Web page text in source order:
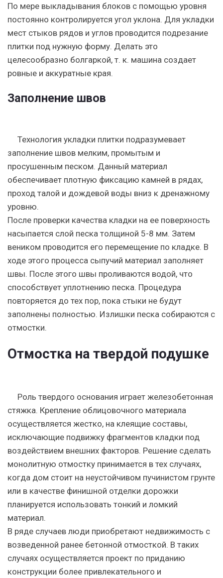
По мере выкладывания блоков с помощью уровня
постоянно контролируется угол уклона. Для укладки
мест стыков рядов и углов проводится подрезание
плитки под нужную форму. Делать это
целесообразно болгаркой, т. к. машина создает
ровные и аккуратные края.
Заполнение швов
Технология укладки плитки подразумевает
заполнение швов мелким, промытым и
просушенным песком. Данный материал
обеспечивает плотную фиксацию камней в рядах,
проход талой и дождевой воды вниз к дренажному
уровню.
После проверки качества кладки на ее поверхность
насыпается слой песка толщиной 5-8 мм. Затем
веником проводится его перемещение по кладке. В
ходе этого процесса сыпучий материал заполняет
швы. После этого швы проливаются водой, что
способствует уплотнению песка. Процедура
повторяется до тех пор, пока стыки не будут
заполнены полностью. Излишки песка собираются с
отмостки.
Отмостка на твердой подушке
Роль твердого основания играет железобетонная
стяжка. Крепление облицовочного материала
осуществляется жестко, на клеящие составы,
исключающие подвижку фрагментов кладки под
воздействием внешних факторов. Решение сделать
монолитную отмостку принимается в тех случаях,
когда дом стоит на неустойчивом пучинистом грунте
или в качестве финишной отделки дорожки
планируется использовать тонкий и ломкий
материал.
В ряде случаев люди приобретают недвижимость с
возведенной ранее бетонной отмосткой. В таких
случаях осуществляется проект по приданию
конструкции более привлекательного и